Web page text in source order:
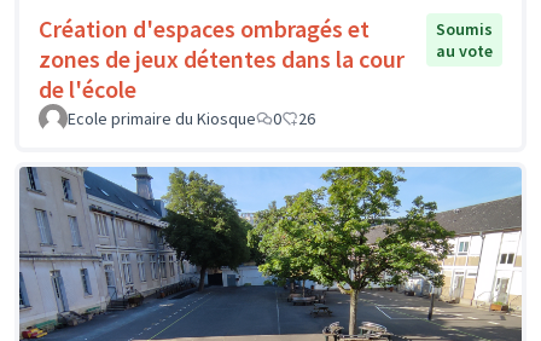
Création d'espaces ombragés et
zones de jeux détentes dans la cour
de l'école
Soumis
au vote
Ecole primaire du Kiosque 0 26